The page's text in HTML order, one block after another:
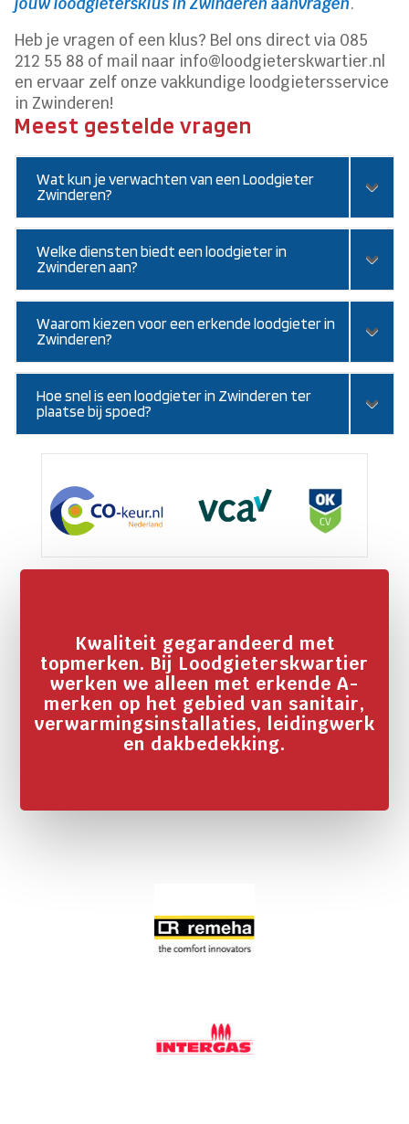
Heb je vragen of een klus? Bel ons direct via 085
212 55 88 of mail naar info@loodgieterskwartier.nl
en ervaar zelf onze vakkundige loodgietersservice
in Zwinderen!
Meest gestelde vragen
Wat kun je verwachten van een Loodgieter
Zwinderen?
Welke diensten biedt een loodgieter in
Zwinderen aan?
Waarom kiezen voor een erkende loodgieter in
Zwinderen?
Hoe snel is een loodgieter in Zwinderen ter
plaatse bij spoed?
Kwaliteit gegarandeerd met
topmerken. Bij Loodgieterskwartier
werken we alleen met erkende A-
merken op het gebied van sanitair,
verwarmingsinstallaties, leidingwerk
en dakbedekking.